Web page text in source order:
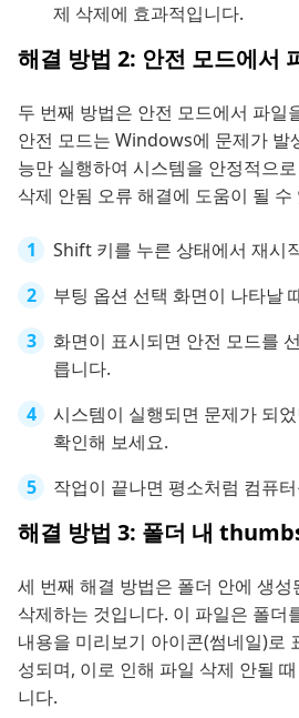
제 삭제에 효과적입니다.
해결 방법 2: 안전 모드에서
두 번째 방법은 안전 모드에서 파일
안전 모드는 Windows에 문제가 발
능만 실행하여 시스템을 안정적으
삭제 안됨 오류 해결에 도움이 될 수
Shift 키를 누른 상태에서 재시
부팅 옵션 선택 화면이 나타날
화면이 표시되면 안전 모드를
릅니다.
시스템이 실행되면 문제가 되
확인해 보세요.
작업이 끝나면 평소처럼 컴퓨
해결 방법 3: 폴더 내
세 번째 해결 방법은 폴더 안에 생
삭제하는 것입니다. 이 파일은 폴더
내용을 미리보기 아이콘(썸네일)로
성되며, 이로 인해 파일 삭제 안될
니다.